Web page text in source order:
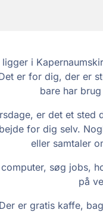
ligger i
er for dig, der er
bare har
er det et sted
for dig selv.
eller samtaler
søg jobs,
på
Der er gratis kaffe,